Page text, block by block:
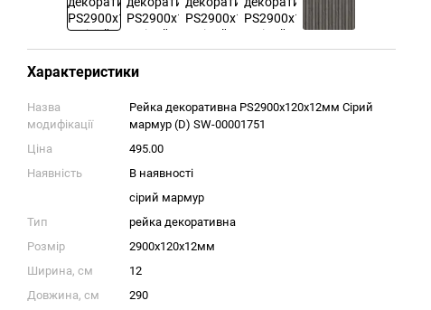
Характеристики
Назва
модифікації
Рейка декоративна PS2900х120х12мм Сірий
мармур (D) SW-00001751
Ціна
495.00
Наявність
В наявності
сірий мармур
Тип
рейка декоративна
Розмір
2900х120х12мм
Ширина, см
12
Довжина, см
290